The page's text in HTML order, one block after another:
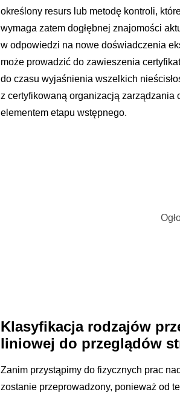
określony resurs lub metodę kontroli,
wymaga zatem dogłębnej znajomości
w odpowiedzi na nowe doświadczenia
może prowadzić do zawieszenia
do czasu wyjaśnienia wszelkich
z certyfikowaną organizacją zarządzania
elementem etapu wstępnego.
Klasyfikacja rodzajów
liniowej do przeglądów
Zanim przystąpimy do fizycznych prac
zostanie przeprowadzony, ponieważ od